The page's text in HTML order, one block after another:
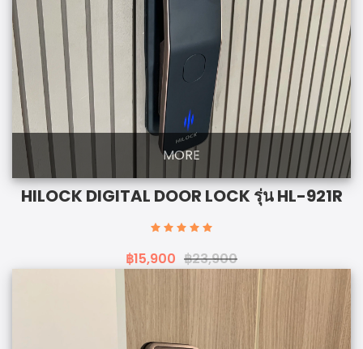
MORE
HILOCK DIGITAL DOOR LOCK รุ่น HL-921R
฿15,900 ฿23,900